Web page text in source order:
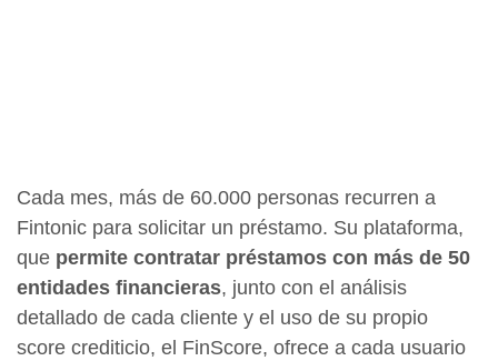
Cada mes, más de 60.000 personas recurren a
Fintonic para solicitar un préstamo. Su plataforma,
que permite contratar préstamos con más de 50
entidades financieras, junto con el análisis
detallado de cada cliente y el uso de su propio
score crediticio, el FinScore, ofrece a cada usuario